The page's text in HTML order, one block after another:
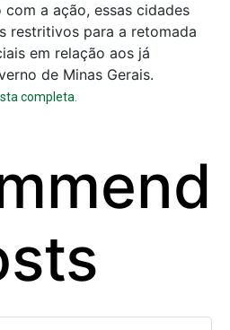
a ação, essas cidades
restritivos para a retomada
em relação aos já
de Minas Gerais.
completa.